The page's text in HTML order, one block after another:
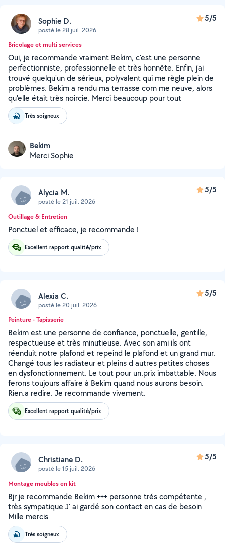
Sophie D.
posté le 28 juil. 2026
5/5
Bricolage et multi services
Oui, je recommande vraiment Bekim, c'est une personne
perfectionniste, professionnelle et très honnête. Enfin, j'ai
trouvé quelqu'un de sérieux, polyvalent qui me règle plein de
problèmes. Bekim a rendu ma terrasse com me neuve, alors
qu'elle était très noircie. Merci beaucoup pour tout
Très soigneux
Bekim
Merci Sophie
Alycia M.
posté le 21 juil. 2026
5/5
Outillage & Entretien
Ponctuel et efficace, je recommande !
Excellent rapport qualité/prix
Alexia C.
posté le 20 juil. 2026
5/5
Peinture - Tapisserie
Bekim est une personne de confiance, ponctuelle, gentille,
respectueuse et très minutieuse. Avec son ami ils ont
réenduit notre plafond et repeind le plafond et un grand mur.
Changé tous les radiateur et pleins d autres petites choses
en dysfonctionnement. Le tout pour un.prix imbattable. Nous
ferons toujours affaire à Bekim quand nous aurons besoin.
Rien.a redire. Je recommande vivement.
Excellent rapport qualité/prix
Christiane D.
posté le 15 juil. 2026
5/5
Montage meubles en kit
Bjr je recommande Bekim +++ personne trés compétente ,
très sympatique J' ai gardé son contact en cas de besoin
Mille mercis
Très soigneux